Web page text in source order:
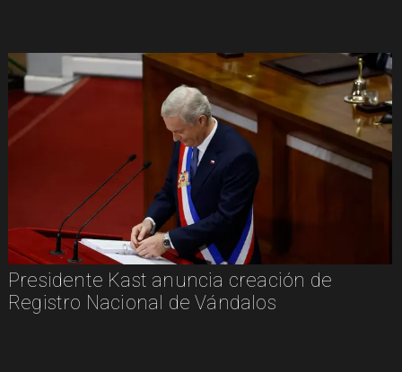
Presidente Kast anuncia creación de
Registro Nacional de Vándalos